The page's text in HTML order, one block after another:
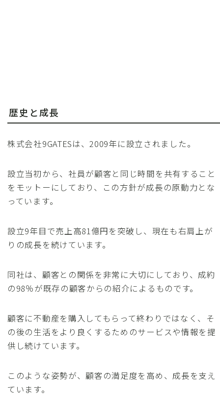
歴史と成長
株式会社9GATESは、2009年に設立されました。
設立当初から、社員が顧客と同じ時間を共有すること
をモットーにしており、この方針が成長の原動力とな
っています。
設立9年目で売上高81億円を突破し、現在も右肩上が
りの成長を続けています。
同社は、顧客との関係を非常に大切にしており、成約
の98％が既存の顧客からの紹介によるものです。
顧客に不動産を購入してもらって終わりではなく、そ
の後の生活をより良くするためのサービスや情報を提
供し続けています。
このような姿勢が、顧客の満足度を高め、成長を支え
ています。